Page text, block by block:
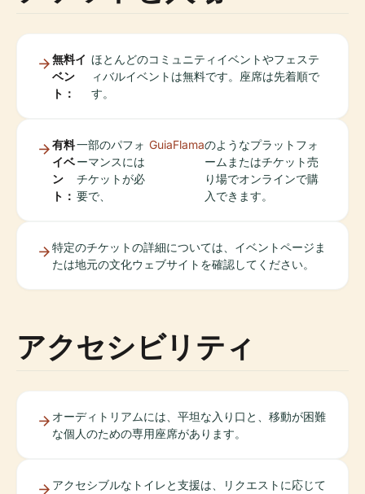
無料イ
ベン
ト：
ほとんどのコミュニティイベントやフェステ
ィバルイベントは無料です。座席は先着順で
す。
有料
イベ
ン
ト：
一部のパフォ
ーマンスには
チケットが必
要で、
GuiaFlamaのようなプラットフォ
ームまたはチケット売
り場でオンラインで購
入できます。
特定のチケットの詳細については、イベントページま
たは地元の文化ウェブサイトを確認してください。
アクセシビリティ
オーディトリアムには、平坦な入り口と、移動が困難
な個人のための専用座席があります。
アクセシブルなトイレと支援は、リクエストに応じて